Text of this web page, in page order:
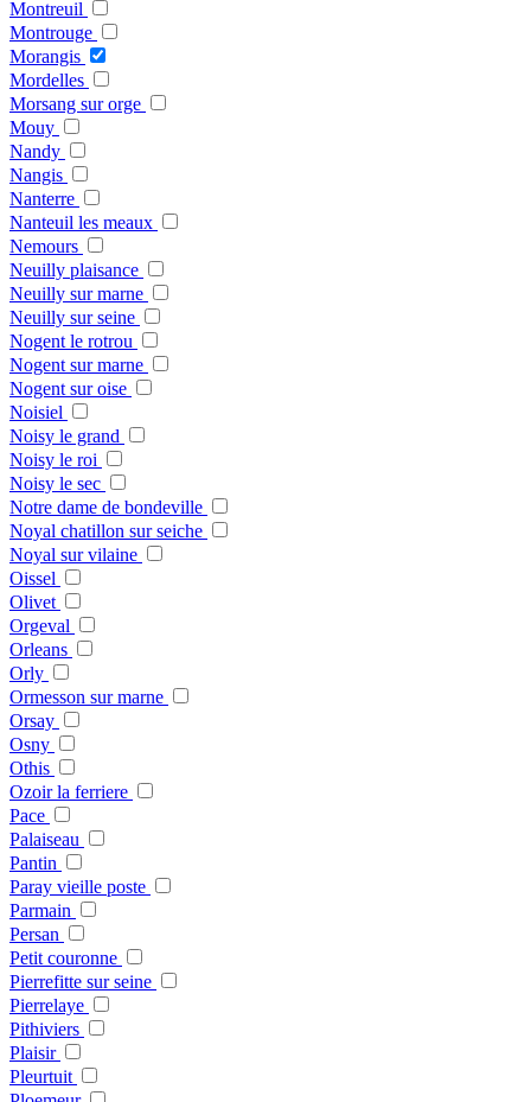
Montreuil
Montrouge
Morangis
Mordelles
Morsang sur orge
Mouy
Nandy
Nangis
Nanterre
Nanteuil les meaux
Nemours
Neuilly plaisance
Neuilly sur marne
Neuilly sur seine
Nogent le rotrou
Nogent sur marne
Nogent sur oise
Noisiel
Noisy le grand
Noisy le roi
Noisy le sec
Notre dame de bondeville
Noyal chatillon sur seiche
Noyal sur vilaine
Oissel
Olivet
Orgeval
Orleans
Orly
Ormesson sur marne
Orsay
Osny
Othis
Ozoir la ferriere
Pace
Palaiseau
Pantin
Paray vieille poste
Parmain
Persan
Petit couronne
Pierrefitte sur seine
Pierrelaye
Pithiviers
Plaisir
Pleurtuit